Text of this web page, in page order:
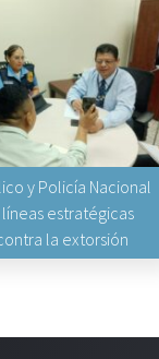
y Policía Nacional
estratégicas
la extorsión